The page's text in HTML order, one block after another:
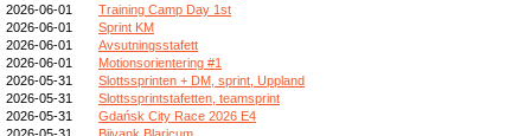
2026-06-01
Training Camp Day 1st
2026-06-01
Sprint KM
2026-06-01
Avsutningsstafett
2026-06-01
Motionsorientering #1
2026-05-31
Slottssprinten + DM, sprint, Uppland
2026-05-31
Slottssprintstafetten, teamsprint
2026-05-31
Gdańsk City Race 2026 E4